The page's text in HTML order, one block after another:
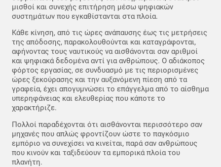
μισθοί και συνεχής επιτήρηση μέσω ψηφιακών
συστημάτων που εγκαθίστανται στα πλοία.
Κάθε κίνηση, από τις ώρες ανάπαυσης έως τις μετρήσεις
της απόδοσης, παρακολουθούνται και καταγράφονται,
αφήνοντας τους ναυτικούς να αισθάνονται σαν αριθμοί
και ψηφιακά δεδομένα αντί για ανθρώπους. Ο αδιάκοπος
φόρτος εργασίας, σε συνδυασμό με τις περιορισμένες
ώρες ξεκούρασης και την αυξανόμενη πίεση από τα
γραφεία, έχει απογυμνώσει το επάγγελμα από το αίσθημα
υπερηφάνειας και ελευθερίας που κάποτε το
χαρακτήριζε.
Πολλοί παραδέχονται ότι αισθάνονται περισσότερο σαν
μηχανές που απλώς φροντίζουν ώστε το παγκόσμιο
εμπόριο να συνεχίσει να κινείται, παρά σαν ανθρώπους
που κινούν και ταξιδεύουν τα εμπορικά πλοία του
πλανήτη.